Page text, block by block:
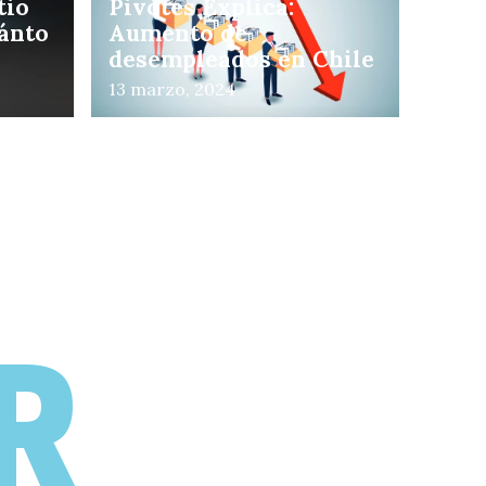
Pivotes Explica:
Aumento de
desempleados en Chile
13 marzo, 2024